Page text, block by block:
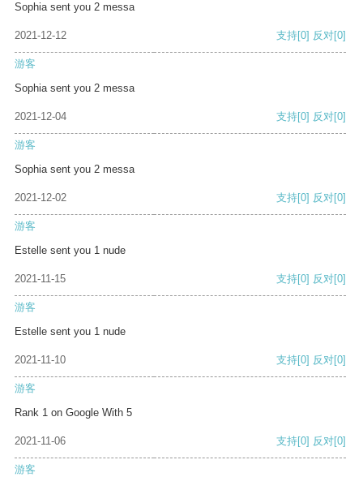
Sophia sent you 2 messa
2021-12-12 支持[0] 反对[0]
游客
Sophia sent you 2 messa
2021-12-04 支持[0] 反对[0]
游客
Sophia sent you 2 messa
2021-12-02 支持[0] 反对[0]
游客
Estelle sent you 1 nude
2021-11-15 支持[0] 反对[0]
游客
Estelle sent you 1 nude
2021-11-10 支持[0] 反对[0]
游客
Rank 1 on Google With 5
2021-11-06 支持[0] 反对[0]
游客